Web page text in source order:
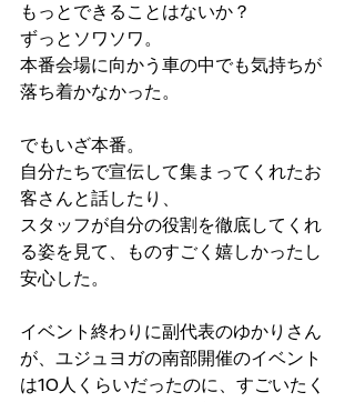
もっとできることはないか？
ずっとソワソワ。
本番会場に向かう車の中でも気持ちが
落ち着かなかった。
でもいざ本番。
自分たちで宣伝して集まってくれたお
客さんと話したり、
スタッフが自分の役割を徹底してくれ
る姿を見て、ものすごく嬉しかったし
安心した。
イベント終わりに副代表のゆかりさん
が、ユジュヨガの南部開催のイベント
は10人くらいだったのに、すごいたく